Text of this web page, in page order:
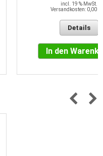
incl. 19 % MwSt.
Versandkosten: 0,00
Details
In den